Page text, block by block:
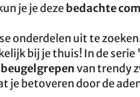
je je dezebedachte
onderdelen uit te
bij je thuis! In de
van trendy
je betoveren door de